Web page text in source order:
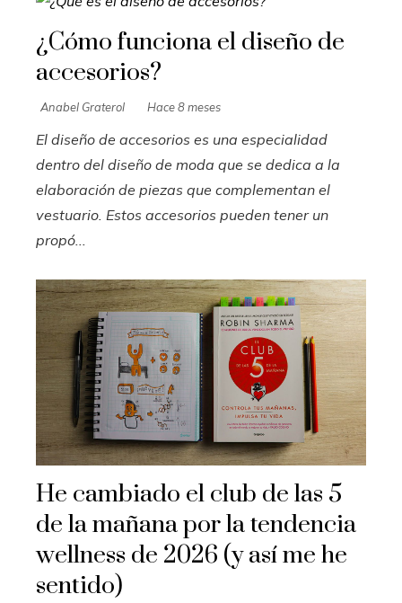
¿Cómo funciona el diseño de
accesorios?
Anabel Graterol Hace 8 meses
El diseño de accesorios es una especialidad
dentro del diseño de moda que se dedica a la
elaboración de piezas que complementan el
vestuario. Estos accesorios pueden tener un
propó...
He cambiado el club de las 5
de la mañana por la tendencia
wellness de 2026 (y así me he
sentido)